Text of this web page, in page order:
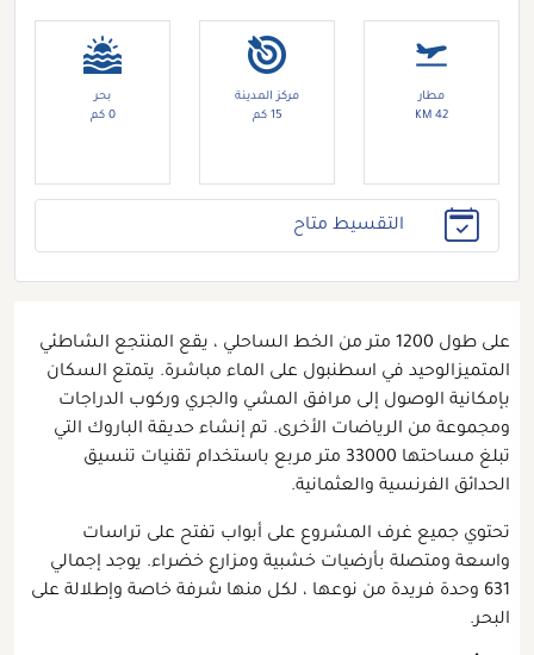
مطار
42 KM
مركز المدينة
15 كم
بحر
0 كم
التقسيط متاح
على طول 1200 متر من الخط الساحلي ، يقع المنتجع الشاطئي
المتميزالوحيد في اسطنبول على الماء مباشرة. يتمتع السكان
بإمكانية الوصول إلى مرافق المشي والجري وركوب الدراجات
ومجموعة من الرياضات الأخرى. تم إنشاء حديقة الباروك التي
تبلغ مساحتها 33000 متر مربع باستخدام تقنيات تنسيق
الحدائق الفرنسية والعثمانية.
تحتوي جميع غرف المشروع على أبواب تفتح على تراسات
واسعة ومتصلة بأرضيات خشبية ومزارع خضراء. يوجد إجمالي
631 وحدة فريدة من نوعها ، لكل منها شرفة خاصة وإطلالة على
البحر.